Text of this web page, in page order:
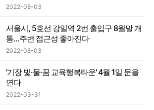
2022-08-03
서울시, 5호선 강일역 2번 출입구 8월말 개
통…주변 접근성 좋아진다
2022-08-03
'기장 빛·물·꿈 교육행복타운' 4월 1일 문을
연다
2022-03-31